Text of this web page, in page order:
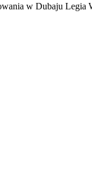
w Dubaju Legia